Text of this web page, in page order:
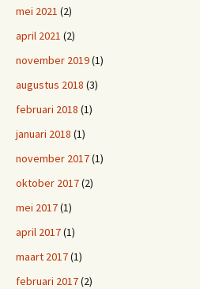
mei 2021 (2)
april 2021 (2)
november 2019(1)
augustus 2018 (3)
februari 2018 (1)
januari 2018 (1)
november 2017(1)
oktober 2017(2)
mei 2017(1)
april 2017(1)
maart 2017(1)
februari 2017(2)